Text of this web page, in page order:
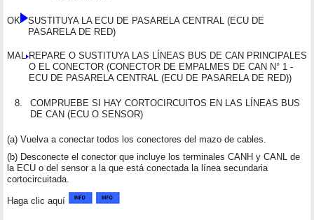
OK
SUSTITUYA LA ECU DE PASARELA CENTRAL (ECU DE
PASARELA DE RED)
MAL REPARE O SUSTITUYA LAS LÍNEAS BUS DE CAN PRINCIPALES
O EL CONECTOR (CONECTOR DE EMPALMES DE CAN N° 1 -
ECU DE PASARELA CENTRAL (ECU DE PASARELA DE RED))
8.
COMPRUEBE SI HAY CORTOCIRCUITOS EN LAS LÍNEAS BUS
DE CAN (ECU O SENSOR)
(a) Vuelva a conectar todos los conectores del mazo de cables.
(b) Desconecte el conector que incluye los terminales CANH y CANL de
la ECU o del sensor a la que está conectada la línea secundaria
cortocircuitada.
Haga clic aquí